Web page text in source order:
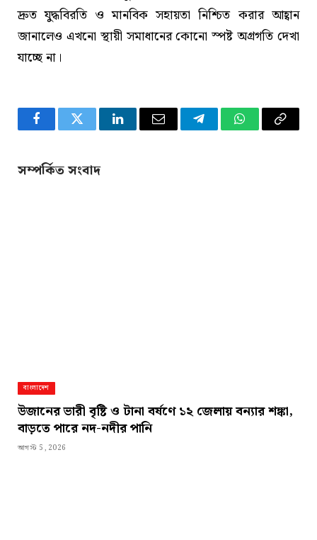
দ্রুত যুদ্ধবিরতি ও মানবিক সহায়তা নিশ্চিত করার আহ্বান
জানালেও এখনো স্থায়ী সমাধানের কোনো স্পষ্ট অগ্রগতি দেখা
যাচ্ছে না।
FacebookTwitter LinkedInEmail TelegramWhatsApp
Copy
সম্পর্কিত সংবাদ
বাংলাদেশ
উজানের ভারী বৃষ্টি ও টানা বর্ষণে ১২ জেলায় বন্যার শঙ্কা,
বাড়তে পারে নদ-নদীর পানি
আগস্ট 5, 2026